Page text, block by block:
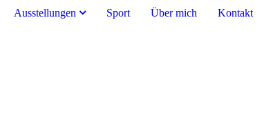
Ausstellungen Sport Über mich Kontakt